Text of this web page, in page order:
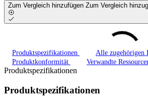
Zum Vergleich hinzufügen Zum Vergleich
Produktspezifikationen
Alle zugehörigen
Produktkonformität
Verwandte
Produktspezifikationen
Produktspezifikationen